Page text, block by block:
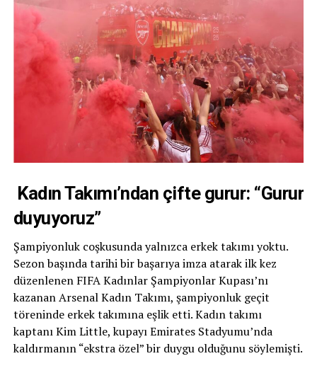
Kadın Takımı’ndan çifte gurur: “Gurur
duyuyoruz”
Şampiyonluk coşkusunda yalnızca erkek takımı yoktu.
Sezon başında tarihi bir başarıya imza atarak ilk kez
düzenlenen FIFA Kadınlar Şampiyonlar Kupası’nı
kazanan Arsenal Kadın Takımı, şampiyonluk geçit
töreninde erkek takımına eşlik etti. Kadın takımı
kaptanı Kim Little, kupayı Emirates Stadyumu’nda
kaldırmanın “ekstra özel” bir duygu olduğunu söylemişti.